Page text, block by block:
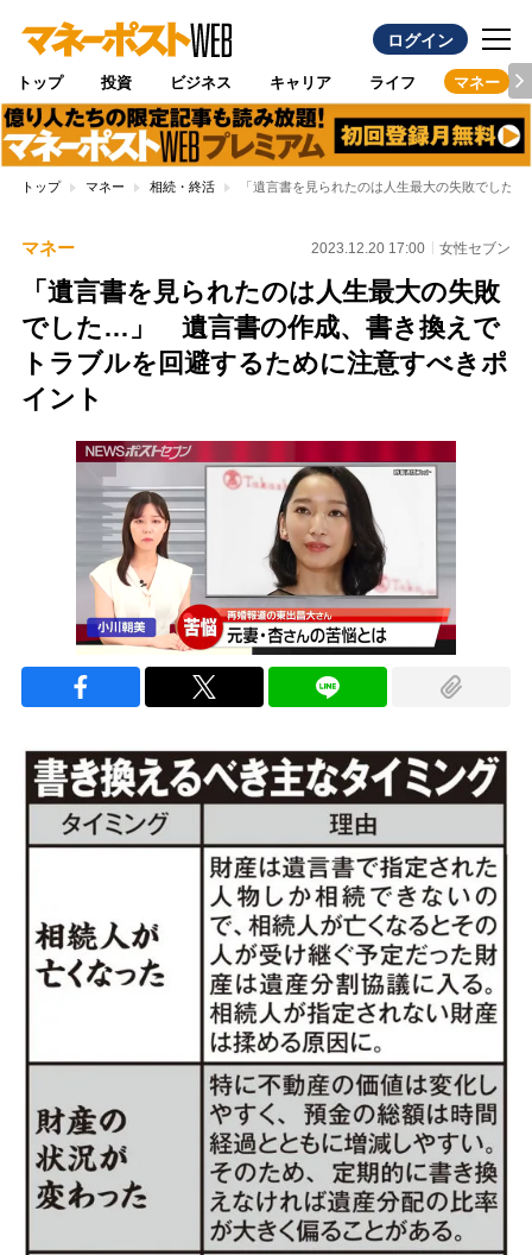
ログイン
トップ 投資 ビジネス キャリア ライフ マネー
トップ マネー 相続・終活 「遺言書を見られたのは人生最大の失敗でし
マネー 2023.12.20 17:00 女性セブン
「遺言書を見られたのは人生最大の失敗
でした…」 遺言書の作成、書き換えで
トラブルを回避するために注意すべきポ
イント